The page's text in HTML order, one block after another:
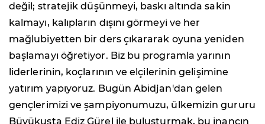
değil; stratejik düşünmeyi, baskı altında sakin
kalmayı, kalıpların dışını görmeyi ve her
mağlubiyetten bir ders çıkararak oyuna yeniden
başlamayı öğretiyor. Biz bu programla yarının
liderlerinin, koçlarının ve elçilerinin gelişimine
yatırım yapıyoruz. Bugün Abidjan'dan gelen
gençlerimizi ve şampiyonumuzu, ülkemizin gururu
Büyükusta Ediz Gürel ile buluşturmak, bu inancın